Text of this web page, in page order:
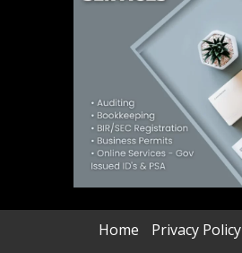
Home Privacy Policy